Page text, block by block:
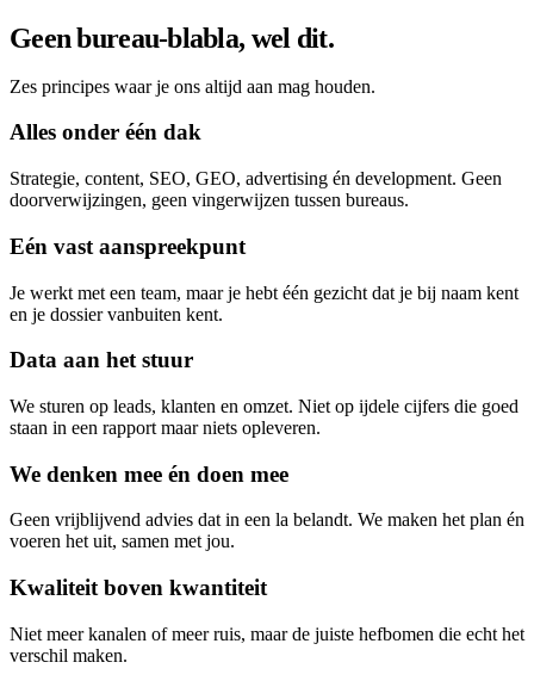
Geen bureau-blabla, wel dit.
Zes principes waar je ons altijd aan mag houden.
Alles onder één dak
Strategie, content, SEO, GEO, advertising én development. Geen
doorverwijzingen, geen vingerwijzen tussen bureaus.
Eén vast aanspreekpunt
Je werkt met een team, maar je hebt één gezicht dat je bij naam kent
en je dossier vanbuiten kent.
Data aan het stuur
We sturen op leads, klanten en omzet. Niet op ijdele cijfers die goed
staan in een rapport maar niets opleveren.
We denken mee én doen mee
Geen vrijblijvend advies dat in een la belandt. We maken het plan én
voeren het uit, samen met jou.
Kwaliteit boven kwantiteit
Niet meer kanalen of meer ruis, maar de juiste hefbomen die echt het
verschil maken.